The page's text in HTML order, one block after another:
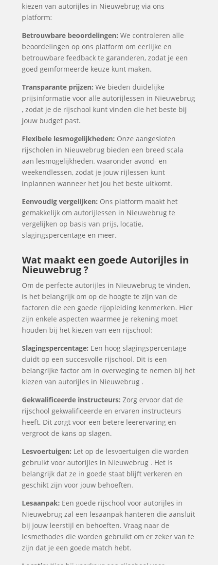
kiezen van autorijles in Nieuwebrug via ons
platform:
Betrouwbare beoordelingen: We controleren alle
beoordelingen op ons platform om eerlijke en
betrouwbare feedback te garanderen, zodat je een
goed geïnformeerde keuze kunt maken.
Transparante prijzen: We bieden duidelijke
prijsinformatie voor alle autorijlessen in Nieuwebrug
, zodat je de rijschool kunt vinden die het beste bij
jouw budget past.
Flexibele lesmogelijkheden: Onze aangesloten
rijscholen in Nieuwebrug bieden een breed scala
aan lesmogelijkheden, waaronder avond- en
weekendlessen, zodat je jouw rijlessen kunt
inplannen wanneer het jou het beste uitkomt.
Eenvoudig vergelijken: Ons platform maakt het
gemakkelijk om autorijlessen in Nieuwebrug te
vergelijken op basis van prijs, locatie,
slagingspercentage en meer.
Wat maakt een goede Autorijles in
Nieuwebrug ?
Om de perfecte autorijles in Nieuwebrug te vinden,
is het belangrijk om op de hoogte te zijn van de
factoren die een goede rijopleiding kenmerken. Hier
zijn enkele aspecten waarmee je rekening moet
houden bij het kiezen van een rijschool:
Slagingspercentage: Een hoog slagingspercentage
duidt op een succesvolle rijschool. Dit is een
belangrijke factor om in overweging te nemen bij het
kiezen van autorijles in Nieuwebrug .
Gekwalificeerde instructeurs: Zorg ervoor dat de
rijschool gekwalificeerde en ervaren instructeurs
heeft. Dit zorgt voor een betere leerervaring en
vergroot de kans op slagen.
Lesvoertuigen: Let op de lesvoertuigen die worden
gebruikt voor autorijles in Nieuwebrug . Het is
belangrijk dat ze in goede staat blijft verkeren en
geschikt zijn voor jouw behoeften.
Lesaanpak: Een goede rijschool voor autorijles in
Nieuwebrug zal een lesaanpak hanteren die aansluit
bij jouw leerstijl en behoeften. Vraag naar de
lesmethodes die worden gebruikt om er zeker van te
zijn dat je een goede match hebt.